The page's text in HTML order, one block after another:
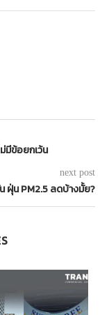
มีข้อยกเว้น
next post
ฝุ่น PM2.5 ลดบ้างมั้ย?